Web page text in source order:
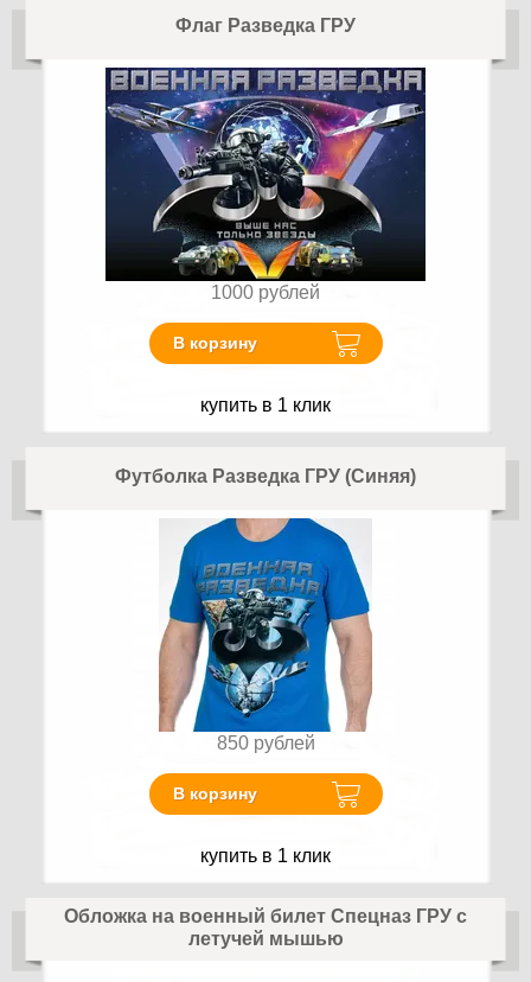
Флаг Разведка ГРУ
1000 рублей
В корзину
купить в 1 клик
Футболка Разведка ГРУ (Синяя)
850 рублей
В корзину
купить в 1 клик
Обложка на военный билет Спецназ ГРУ с
летучей мышью